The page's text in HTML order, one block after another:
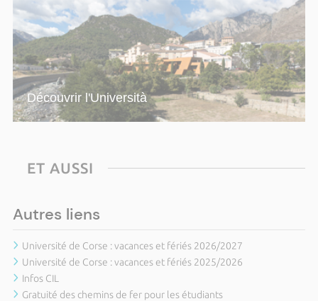
Découvrir l'Università
ET AUSSI
Autres liens
Université de Corse : vacances et fériés 2026/2027
Université de Corse : vacances et fériés 2025/2026
Infos CIL
Gratuité des chemins de fer pour les étudiants